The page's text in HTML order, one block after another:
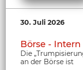
30. Juli 2026
Börse - Intern
Die
an der Börse ist